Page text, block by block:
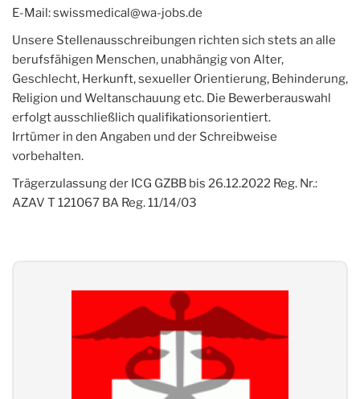
E-Mail: swissmedical@wa-jobs.de
Unsere Stellenausschreibungen richten sich stets an alle
berufsfähigen Menschen, unabhängig von Alter,
Geschlecht, Herkunft, sexueller Orientierung, Behinderung,
Religion und Weltanschauung etc. Die Bewerberauswahl
erfolgt ausschließlich qualifikationsorientiert.
Irrtümer in den Angaben und der Schreibweise
vorbehalten.
Trägerzulassung der ICG GZBB bis 26.12.2022 Reg. Nr.:
AZAV T 121067 BA Reg. 11/14/03